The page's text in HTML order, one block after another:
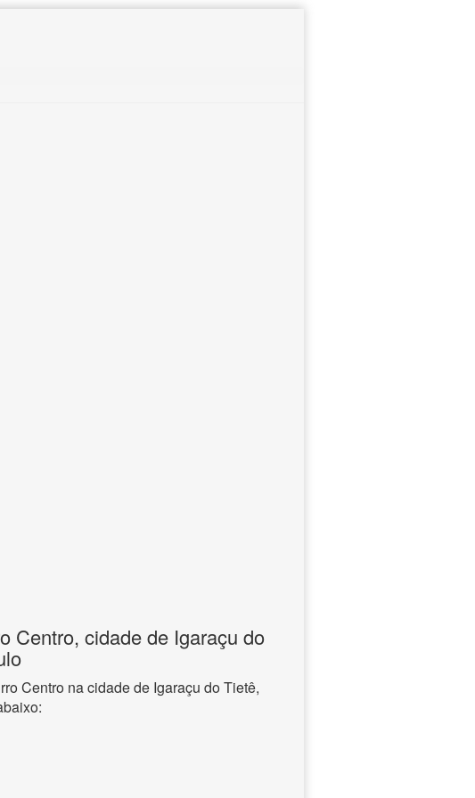
Centro, cidade de Igaraçu do
Centro na cidade de Igaraçu do Tietê,